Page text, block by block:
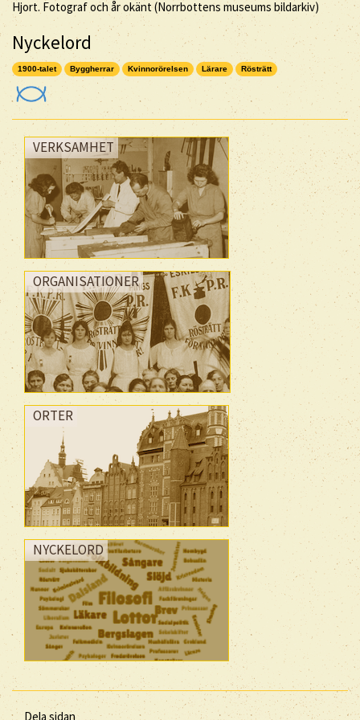
Hjort. Fotograf och år okänt (Norrbottens museums bildarkiv)
Nyckelord
1900-talet Byggherrar Kvinnorörelsen Lärare Rösträtt
VERKSAMHET
ORGANISATIONER
ORTER
NYCKELORD
Dela sidan